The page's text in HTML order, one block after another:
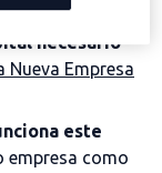
corriente
necesario
Nueva Empresa
este
empresa como